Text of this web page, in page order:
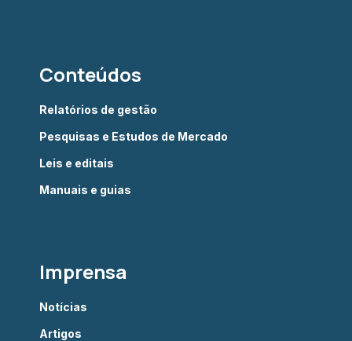
Conteúdos
Relatórios de gestão
Pesquisas e Estudos de Mercado
Leis e editais
Manuais e guias
Imprensa
Notícias
Artigos